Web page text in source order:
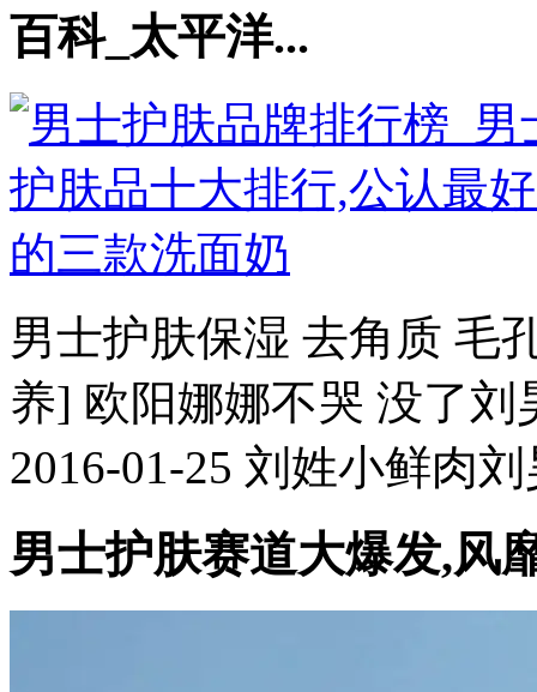
百科_太平洋...
男士护肤保湿 去角质 毛
养] 欧阳娜娜不哭 没了
2016-01-25 刘姓小鲜肉
男士护肤赛道大爆发,风